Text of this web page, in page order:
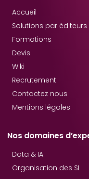
Accueil
Solutions par éditeurs
Formations
Devis
Wiki
Recrutement
Contactez nous
Mentions légales
Nos domaines
Data & IA
Organisation des SI